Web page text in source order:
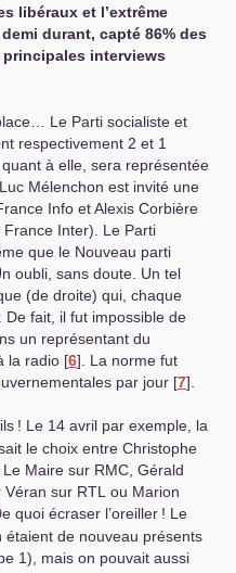
libéraux et l’extrême
durant, capté 86% des
interviews
Le Parti socialiste et
respectivement 2 et 1
à elle, sera représentée
Mélenchon est invité une
Info et Alexis Corbière
Inter). Le Parti
que le Nouveau parti
oubli, sans doute. Un tel
(de droite) qui, chaque
De fait, il fut impossible de
un représentant du
la radio [6] . La norme fut
par jour [7]
! Le 14 avril par exemple, la
le choix entre Christophe
Maire sur RMC , Gérald
Véran sur RTL ou Marion
quoi écraser l’oreiller ! Le
de nouveau présents
1), mais on pouvait aussi